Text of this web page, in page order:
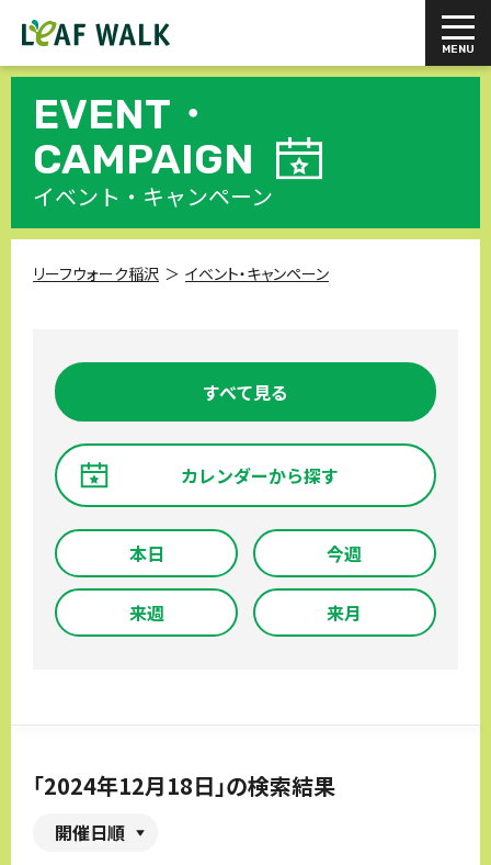
EVENT・
CAMPAIGN
イベント・キャンペーン
リーフウォーク稲沢 イベント・キャンペーン
すべて見る
カレンダーから探す
本日 今週
来週 来月
「2024年12月18日」の検索結果
開催日順